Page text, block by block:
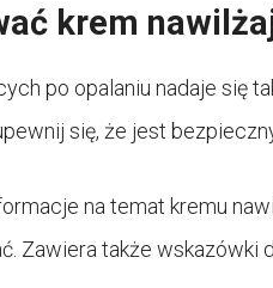
krem
po opalaniu nadaje się
się, że jest
na temat kremu
Zawiera także